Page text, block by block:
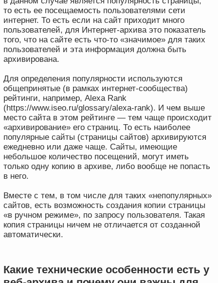
Какие технические особенности есть у
веб-архива и почему они важны для
юристов?
В работе Интернет-архива есть три важные
особенности.
Во-первых, никто, кроме разработчиков и владельцев
сервиса, не знает достоверно его технические
характеристики. Какая-либо техническая
не раскрывается. Установить алгоритм сохранения
копии, выбора целевых страниц и прочее можно
только экспериментально.
Во-вторых, в процессе архивирования Интернет-архив
создает страницы с адресами вида
«https://web.archive.org/web/timestamp/address/…», где
«timestamp» — закодированные дата и время
создания копии, а «address» — полный адрес
скопированной в веб-архив страницы. Например,
копия сайта site-primer.ru, сделанная 23.04.2024 г. в
10:02 (GMT) будет доступна по адресу
web.archive.org/web/20240423100232/https://site-
primer.ru/.
элементы, доступные по внешним ссылкам, например
изображения или загружаемые файлы, то в Интернет-
архиве создаются отдельные страницы. Причем это
может произойти как в момент копирования основной
страницы, так и после копирования. Например, если
на сайте из примера — «site-primer.ru», был pdf-
документ «Правила», который лежал на сервере,
к копиям, сделанным в ближайшую дату к дате
создания копии основной страницы.